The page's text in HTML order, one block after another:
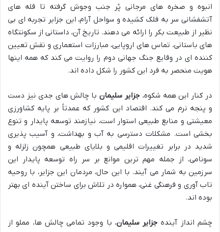
انبوه و صخره های مرجانی پُر جنب وجوش گرفته تا قله های
آتشفشانی سر به فلک کشیده و سواحل آرام، این جزایر تجربه ای بی
نظیر از طبیعت بکر را ارائه می دهند. تاریخ آن، داستانی از سکونتگاه
های باستانی، تماس های اروپایی، مبارزات استعماری و نقش تعیین
کننده ای در وقایع جنگ جهانی دوم را روایت می کند که همه اینها
هویت منحصر به فرد این کشور را شکل داده اند.
در کنار این همه شکوه،جزایر سلیمان با چالش های جدی نیز دست
و پنجه نرم می کند. اقتصاد این کشور که عمدتاً بر پایه کشاورزی
معیشتی و منابع طبیعی استوار است، نیازمند توسعه پایدار و تنوع
بخشی است. مشکلات دسترسی به آب و بهداشت، و آسیب پذیری
شدید در برابر تغییرات اقلیمی و بلایای طبیعی همچون زلزله و
سونامی، از جمله مهم ترین موانع بر سر راه توسعه پایدار این
سرزمین به شمار می آیند. با این حال، مردمان این جزایر، با روحیه
تاب آوری و فرهنگی غنی، همواره در تلاش برای ساختن آینده ای بهتر
بوده اند.
چشم انداز آینده جزایر سلیمان، با وجود تمامی چالش ها، مملو از